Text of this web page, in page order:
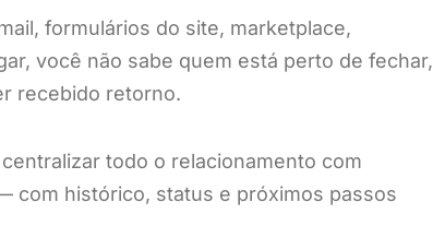
formulários do site, marketplace,
você não sabe quem está perto de fechar,
recebido retorno.
todo o relacionamento com
histórico, status e próximos passos